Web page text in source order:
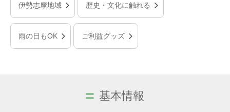
伊勢志摩地域 歴史・文化に触れる
雨の日もOK ご利益グッズ
基本情報